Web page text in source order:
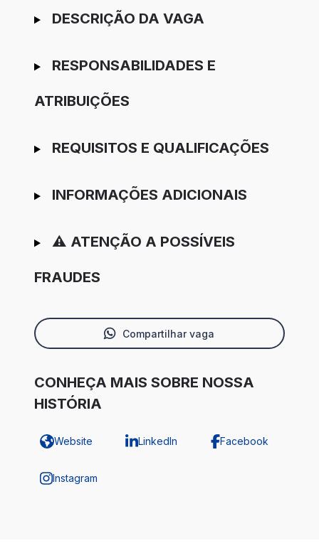
Ir para candidatura
DESCRIÇÃO DA VAGA
RESPONSABILIDADES E
ATRIBUIÇÕES
REQUISITOS E QUALIFICAÇÕES
INFORMAÇÕES ADICIONAIS
⚠️ ATENÇÃO A POSSÍVEIS
FRAUDES
Compartilhar vaga
CONHEÇA MAIS SOBRE NOSSA
HISTÓRIA
Website LinkedIn Facebook
Instagram